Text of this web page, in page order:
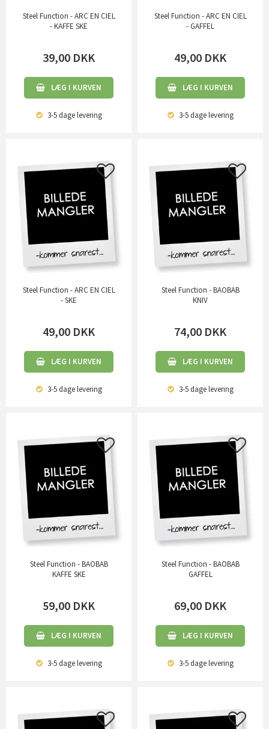
Steel Function - ARC EN CIEL
- KAFFE SKE
39,00 DKK
LÆG I KURVEN
3-5 dagelevering
Steel Function - ARC EN CIEL
- GAFFEL
49,00 DKK
LÆG I KURVEN
3-5 dagelevering
Steel Function - ARC EN CIEL
- SKE
49,00 DKK
LÆG I KURVEN
3-5 dagelevering
Steel Function - BAOBAB
KNIV
74,00 DKK
LÆG I KURVEN
3-5 dagelevering
Steel Function - BAOBAB
KAFFE SKE
59,00 DKK
LÆG I KURVEN
3-5 dagelevering
Steel Function - BAOBAB
GAFFEL
69,00 DKK
LÆG I KURVEN
3-5 dagelevering